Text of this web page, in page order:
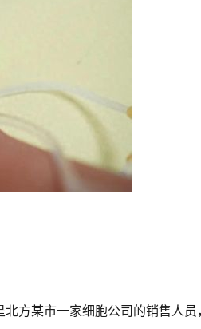
方某市一家细胞公司的销售人